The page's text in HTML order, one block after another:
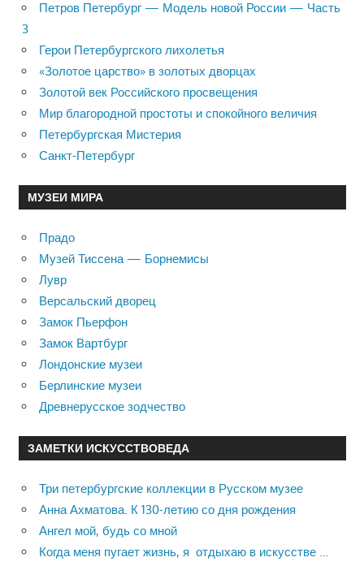
Петров Петербург — Модель новой России — Часть
3
Герои Петербургского лихолетья
«Золотое царство» в золотых дворцах
Золотой век Российского просвещения
Мир благородной простоты и спокойного величия
Петербургская Мистерия
Санкт-Петербург
МУЗЕИ МИРА
Прадо
Музей Тиссена — Борнемисы
Лувр
Версальский дворец
Замок Пьерфон
Замок Вартбург
Лондонские музеи
Берлинские музеи
Древнерусское зодчество
ЗАМЕТКИ ИСКУССТВОВЕДА
Три петербургские коллекции в Русском музее
Анна Ахматова. К 130-летию со дня рождения
Ангел мой, будь со мной
Когда меня пугает жизнь, я отдыхаю в искусстве …